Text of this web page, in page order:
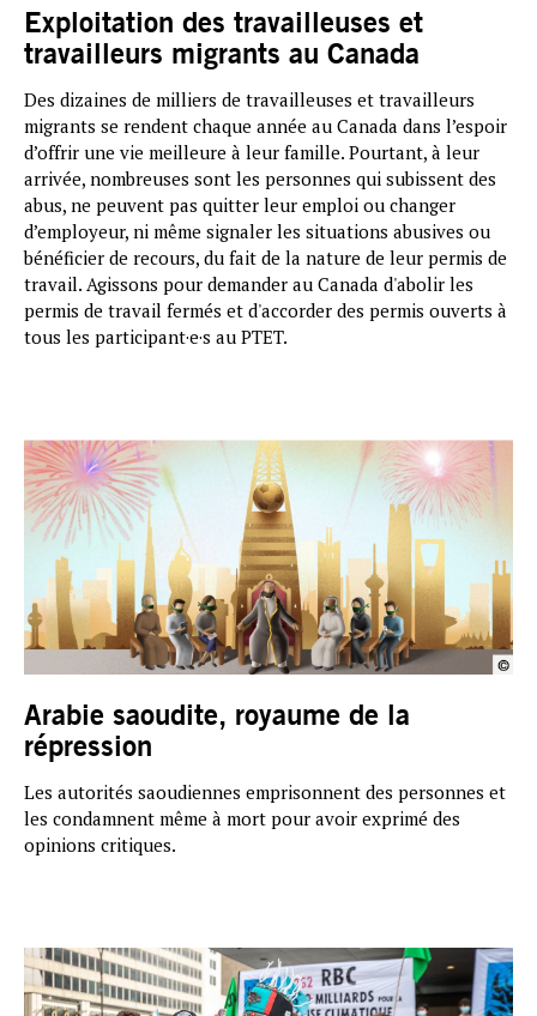
Exploitation des travailleuses et
travailleurs migrants au Canada
Des dizaines de milliers de travailleuses et travailleurs
migrants se rendent chaque année au Canada dans l’espoir
d’offrir une vie meilleure à leur famille. Pourtant, à leur
arrivée, nombreuses sont les personnes qui subissent des
abus, ne peuvent pas quitter leur emploi ou changer
d’employeur, ni même signaler les situations abusives ou
bénéficier de recours, du fait de la nature de leur permis de
travail. Agissons pour demander au Canada d'abolir les
permis de travail fermés et d'accorder des permis ouverts à
tous les participant·e·s au PTET.
Arabie saoudite, royaume de la
répression
Les autorités saoudiennes emprisonnent des personnes et
les condamnent même à mort pour avoir exprimé des
opinions critiques.